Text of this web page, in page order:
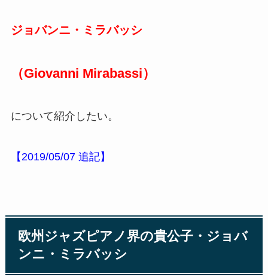
ジョバンニ・ミラバッシ
（Giovanni Mirabassi）
について紹介したい。
【2019/05/07 追記】
欧州ジャズピアノ界の貴公子・ジョバ
ンニ・ミラバッシ